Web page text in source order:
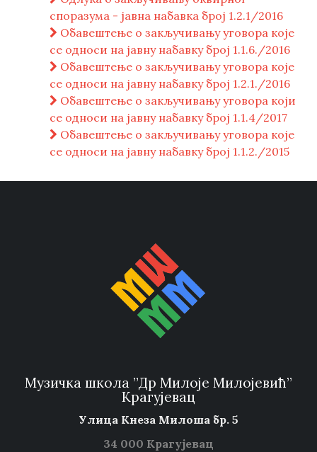
споразума - јавна набавка број 1.2.1/2016
Обавештење о закључивању уговора које
се односи на јавну набавку број 1.1.6./2016
Обавештење о закључивању уговора које
се односи на јавну набавку број 1.2.1./2016
Обавештење о закључивању уговора који
се односи на јавну набавку број 1.1.4/2017
Обавештење о закључивању уговора које
се односи на јавну набавку број 1.1.2./2015
Музичка школа ”Др Милоје Милојевић”
Крагујевац
Улица Кнеза Милоша бр. 5
34 000 Крагујевац